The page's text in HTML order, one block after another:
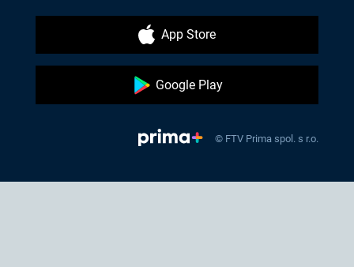
App Store
Google Play
© FTV Prima spol. s r.o.